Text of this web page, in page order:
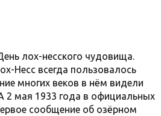
лох-несского чудовища.
Несс всегда пользовалось
многих веков в нём видели
2 мая 1933 года в официальных
сообщение об озёрном